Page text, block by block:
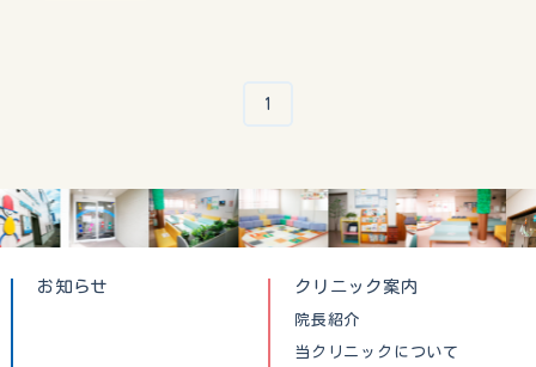
1
お知らせ クリニック案内
院長紹介
当クリニックについて